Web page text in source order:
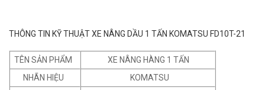
THÔNG TIN KỸ THUẬT XE NÂNG DẦU 1 TẤN KOMATSU FD10T-21
TÊN SẢN PHẨM
XE NÂNG HÀNG 1 TẤN
NHÃN HIỆU
KOMATSU